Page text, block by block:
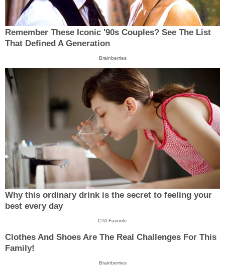
Remember These Iconic '90s Couples? See The List
That Defined A Generation
Brainberries
Why this ordinary drink is the secret to feeling your
best every day
CTA Favorite
Clothes And Shoes Are The Real Challenges For This
Family!
Brainberries